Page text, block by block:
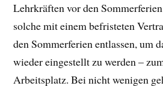
Lehrkräften vor den
solche mit einem befristeten
den Sommerferien entlassen, um
wieder eingestellt zu werden –
Arbeitsplatz. Bei nicht wenigen